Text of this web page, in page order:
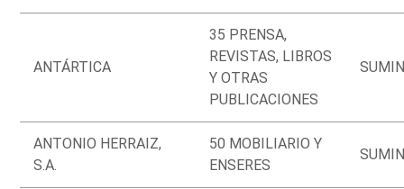
ANTÁRTICA
35 PRENSA,
REVISTAS, LIBROS
Y OTRAS
PUBLICACIONES
ANTONIO HERRAIZ,
S.A.
50 MOBILIARIO Y
ENSERES